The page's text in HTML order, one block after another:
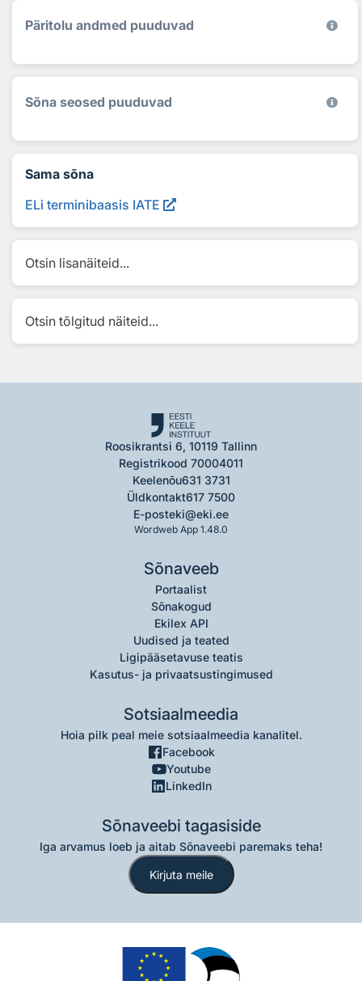
Päritolu andmed puuduvad
Sõna seosed puuduvad
Sama sõna
ELi terminibaasis IATE
Otsin lisanäiteid...
Otsin tõlgitud näiteid...
Roosikrantsi 6, 10119 Tallinn
Registrikood 70004011
Keelenõu631 3731
Üldkontakt617 7500
E-posteki@eki.ee
Wordweb App 1.48.0
Sõnaveeb
Portaalist
Sõnakogud
Ekilex API
Uudised ja teated
Ligipääsetavuse teatis
Kasutus- ja privaatsustingimused
Sotsiaalmeedia
Hoia pilk peal meie sotsiaalmeedia kanalitel.
Facebook
Youtube
LinkedIn
Sõnaveebi tagasiside
Iga arvamus loeb ja aitab Sõnaveebi paremaks teha!
Kirjuta meile